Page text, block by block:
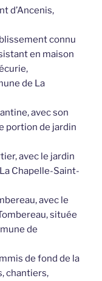
d’Ancenis,
connu
en maison
de La
avec son
portion de jardin
avec le jardin
Chapelle-Saint-
avec le
située
de
de fond de la
chantiers,